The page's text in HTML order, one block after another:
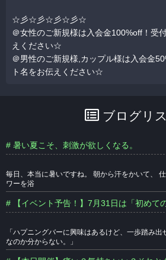
☆彡☆彡☆彡☆彡☆
＠女性のご新規様は入会金100%off！受
えください☆
＠男性のご新規様,カップル様は入会金
ト名をお伝えください☆
ブログリ
# 暑い夏こそ、刺激が欲しくなる。
毎日、本当に暑いですね。 朝から汗をかいて、 仕事をして、 家に帰ればシャ
ワーを浴
「ハプニングバーに興味はあるけど、一歩踏み出せない…。」
なのか分からない。」